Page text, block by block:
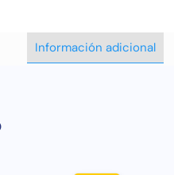
Información adicional